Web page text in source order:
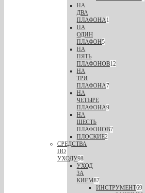
НА
ДВА
ПЛАФОНА1
НА
ОДИН
ПЛАФОН5
НА
ПЯТЬ
ПЛАФОНОВ12
НА
ТРИ
ПЛАФОНА7
НА
ЧЕТЫРЕ
ПЛАФОНА9
НА
ШЕСТЬ
ПЛАФОНОВ7
ПЛОСКИЕ2
СРЕДСТВА
ПО
УХОДУ98
УХОД
ЗА
КИЕМ87
ИНСТРУМЕНТ69